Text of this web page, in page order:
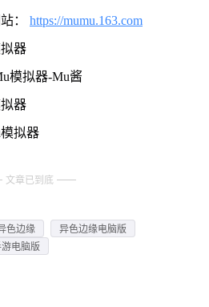
： https://mumu.163.com
器
模拟器-Mu酱
器
拟器
文章已到底
色边缘
异色边缘电脑版
电脑版